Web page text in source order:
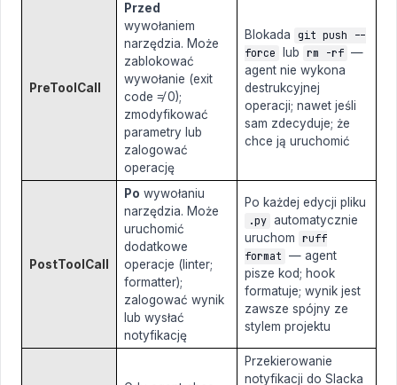
PreToolCall
Przed
wywołaniem
narzędzia. Może
zablokować
wywołanie (exit
code ≠ 0);
zmodyfikować
parametry lub
zalogować
operację
Blokada git push --
force
lub rm -rf —
agent nie wykona
destrukcyjnej
operacji; nawet jeśli
sam zdecyduje; że
chce ją uruchomić
PostToolCall
Po wywołaniu
narzędzia. Może
uruchomić
dodatkowe
operacje (linter;
formatter);
zalogować wynik
lub wysłać
notyfikację
Po każdej edycji pliku
.py automatycznie
uruchom ruff
format — agent
pisze kod; hook
formatuje; wynik jest
zawsze spójny ze
stylem projektu
Przekierowanie
notyfikacji do Slacka